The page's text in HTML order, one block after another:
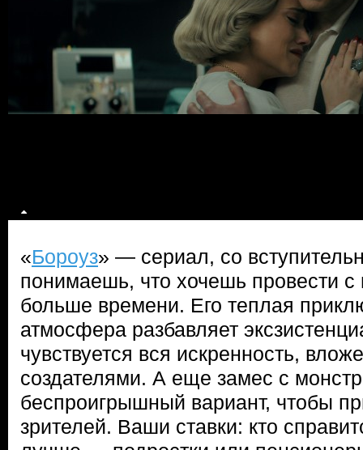
«Бороуз» — сериал, со
понимаешь, что хочешь провести
больше времени. Его теплая
атмосфера разбавляет
чувствуется вся искренность,
создателями. А еще замес с
беспроигрышный вариант, чтобы
зрителей. Ваши ставки: кто